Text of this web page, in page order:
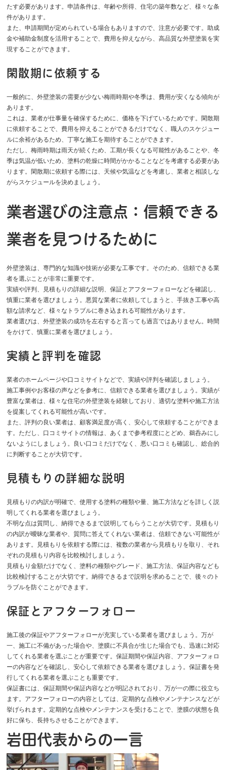
たす必要があります。申請条件は、年齢や所得、住宅の築年数など、様々な条
件があります。
また、申請期間が定められている場合もありますので、注意が必要です。助成
金や補助金制度を活用することで、費用を抑えながら、高品質な外壁塗装を実
現することができます。
閑散期に依頼する
一般的に、外壁塗装の需要が少ない梅雨時期や冬季は、費用が安くなる傾向が
あります。
これは、業者が仕事量を確保するために、価格を下げているためです。閑散期
に依頼することで、費用を抑えることができるだけでなく、職人のスケジュー
ルに余裕があるため、丁寧な施工を期待することができます。
ただし、梅雨時期は雨天が続くため、工期が長くなる可能性があることや、冬
季は気温が低いため、塗料の乾燥に時間がかかることなどを考慮する必要があ
ります。閑散期に依頼する際には、天候や気温などを考慮し、業者と相談しな
がらスケジュールを決めましょう。
業者選びの注意点：信頼できる
業者を見つけるために
外壁塗装は、専門的な知識や技術が必要な工事です。そのため、信頼できる業
者を選ぶことが非常に重要です。
実績や評判、見積もりの詳細な説明、保証とアフターフォローなどを確認し、
慎重に業者を選びましょう。悪質な業者に依頼してしまうと、手抜き工事や高
額な請求など、様々なトラブルに巻き込まれる可能性があります。
業者選びは、外壁塗装の成功を左右すると言っても過言ではありません。時間
をかけて、慎重に業者を選びましょう。
実績と評判を確認
業者のホームページや口コミサイトなどで、実績や評判を確認しましょう。
施工事例やお客様の声などを参考に、信頼できる業者を選びましょう。実績が
豊富な業者は、様々な住宅の外壁塗装を経験しており、適切な塗料や施工方法
を提案してくれる可能性が高いです。
また、評判の良い業者は、顧客満足度が高く、安心して依頼することができま
す。ただし、口コミサイトの情報は、あくまで参考程度にとどめ、鵜呑みにし
ないようにしましょう。良い口コミだけでなく、悪い口コミも確認し、総合的
に判断することが大切です。
見積もりの詳細な説明
見積もりの内訳が明確で、使用する塗料の種類や量、施工方法などを詳しく説
明してくれる業者を選びましょう。
不明な点は質問し、納得できるまで説明してもらうことが大切です。見積もり
の内訳が曖昧な業者や、質問に答えてくれない業者は、信頼できない可能性が
あります。見積もりを依頼する際には、複数の業者から見積もりを取り、それ
ぞれの見積もり内容を比較検討しましょう。
見積もり金額だけでなく、塗料の種類やグレード、施工方法、保証内容なども
比較検討することが大切です。納得できるまで説明を求めることで、後々のト
ラブルを防ぐことができます。
保証とアフターフォロー
施工後の保証やアフターフォローが充実している業者を選びましょう。万が
一、施工に不備があった場合や、塗膜に不具合が生じた場合でも、迅速に対応
してくれる業者を選ぶことが重要です。保証期間や保証内容、アフターフォロ
ーの内容などを確認し、安心して依頼できる業者を選びましょう。保証書を発
行してくれる業者を選ぶことも重要です。
保証書には、保証期間や保証内容などが明記されており、万が一の際に役立ち
ます。アフターフォローの内容としては、定期的な点検やメンテナンスなどが
挙げられます。定期的な点検やメンテナンスを受けることで、塗膜の状態を良
好に保ち、長持ちさせることができます。
岩田代表からの一言